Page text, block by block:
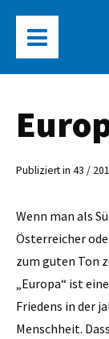
Publiziert in 43 /
Wenn man als
Österreicher
zum guten Ton
„Europa“ ist
Friedens in der
Menschheit.